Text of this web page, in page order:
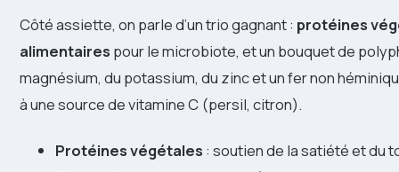
Côté assiette, on parle d’un trio gagnant : protéines
alimentaires pour le microbiote, et un bouquet de
magnésium, du potassium, du zinc et un fer non
à une source de vitamine C (persil, citron).
Protéines végétales : soutien de la satiété et du